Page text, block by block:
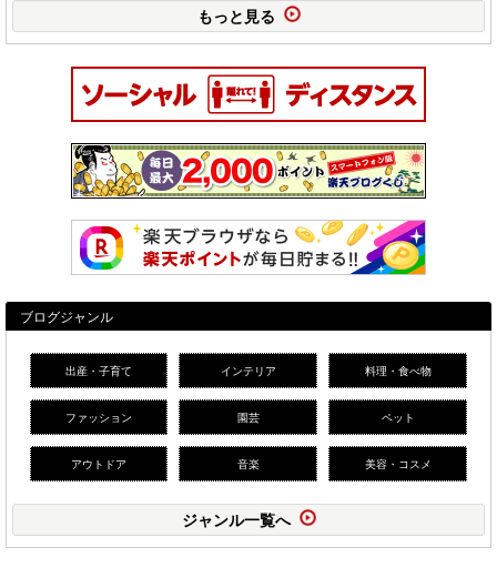
もっと見る
ブログジャンル
出産・子育て インテリア 料理・食べ物
ファッション 園芸 ペット
アウトドア 音楽 美容・コスメ
ジャンル一覧へ